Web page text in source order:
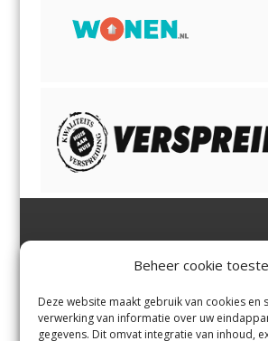
Beheer cookie
Deze website maakt gebruik van cookies
verwerking van informatie over uw
gegevens. Dit omvat integratie van inhoud,
Margadantstraat 34
0255-533900
info@jutter.nlofinfo@hofgee
st.nl
Zuid,